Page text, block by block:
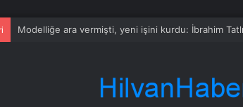
Reynmen kedisini sevmek isterken hastanelik oldu